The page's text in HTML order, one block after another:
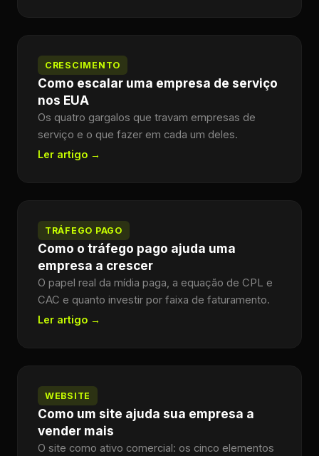
CRESCIMENTO
Como escalar uma empresa de serviço
nos EUA
Os quatro gargalos que travam empresas de
serviço e o que fazer em cada um deles.
Ler artigo →
TRÁFEGO PAGO
Como o tráfego pago ajuda uma
empresa a crescer
O papel real da mídia paga, a equação de CPL e
CAC e quanto investir por faixa de faturamento.
Ler artigo →
WEBSITE
Como um site ajuda sua empresa a
vender mais
O site como ativo comercial: os cinco elementos